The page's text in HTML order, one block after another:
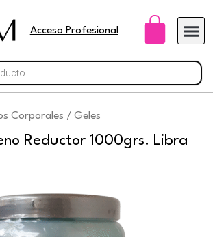
Acceso Profesional
Corporales / Geles
Reductor 1000grs. Libra